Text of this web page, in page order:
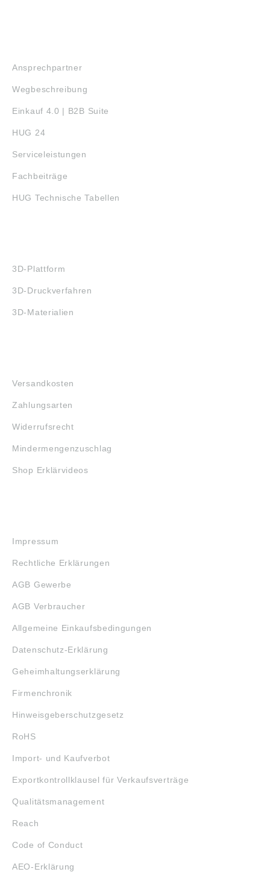
Ansprechpartner
Wegbeschreibung
Einkauf 4.0 | B2B Suite
HUG 24
Serviceleistungen
Fachbeiträge
HUG Technische Tabellen
3D-Plattform
3D-Druckverfahren
3D-Materialien
Versandkosten
Zahlungsarten
Widerrufsrecht
Mindermengenzuschlag
Shop Erklärvideos
Impressum
Rechtliche Erklärungen
AGB Gewerbe
AGB Verbraucher
Allgemeine Einkaufsbedingungen
Datenschutz-Erklärung
Geheimhaltungserklärung
Firmenchronik
Hinweisgeberschutzgesetz
RoHS
Import- und Kaufverbot
Exportkontrollklausel für Verkaufsverträge
Qualitätsmanagement
Reach
Code of Conduct
AEO-Erklärung